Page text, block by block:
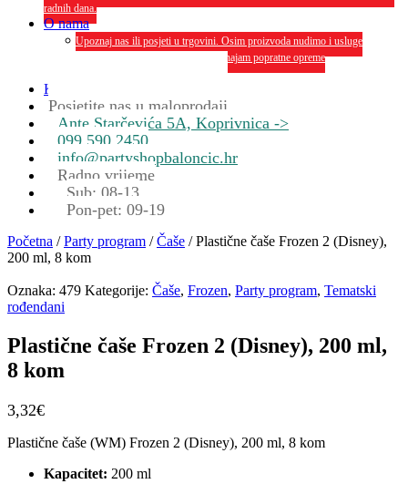
radnih dana.
O nama
Upoznaj nas ili posjeti u trgovini. Osim proizvoda nudimo i usluge
dekoriranja interijera i eksterija te najam popratne opreme
Kontakt
Posjetite nas u maloprodaji
Ante Starčevića 5A, Koprivnica ->
099 590 2450
info@partyshopbaloncic.hr
Radno vrijeme
Sub: 08-13
Pon-pet: 09-19
Početna /Party program /Čaše / Plastične čaše Frozen 2 (Disney),
200 ml, 8 kom
Oznaka: 479 Kategorije: Čaše, Frozen, Party program, Tematski
rođendani
Plastične čaše Frozen 2 (Disney), 200 ml,
8 kom
3,32€
Plastične čaše (WM) Frozen 2 (Disney), 200 ml, 8 kom
Kapacitet: 200 ml